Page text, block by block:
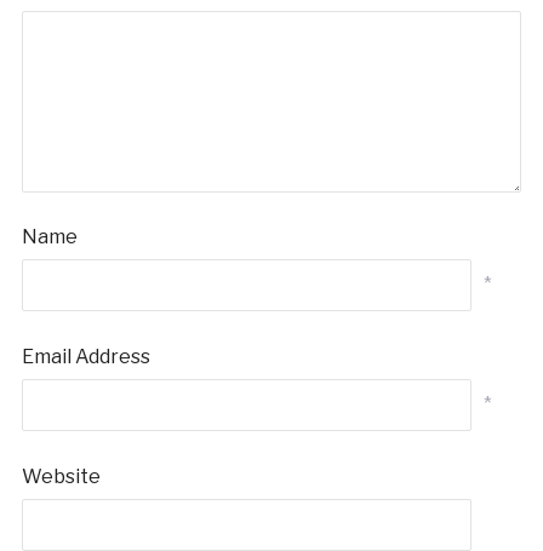
Name
*
Email Address
*
Website